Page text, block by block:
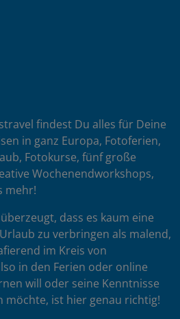
findest Du alles für Deine
in ganz Europa, Fotoferien,
Fotokurse, fünf große
Wochenendworkshops,
mehr!
dass es kaum eine
zu verbringen als malend,
im Kreis von
in den Ferien oder online
will oder seine Kenntnisse
möchte, ist hier genau richtig!